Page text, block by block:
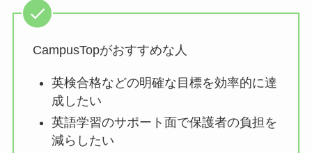
CampusTopがおすすめな人
英検合格などの明確な目標を効率的に達
成したい
英語学習のサポート面で保護者の負担を
減らしたい